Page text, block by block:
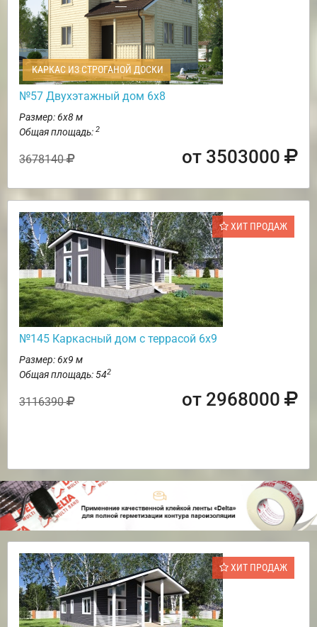
КАРКАС ИЗ СТРОГАНОЙ ДОСКИ
№57 Двухэтажный дом 6х8
Размер: 6х8 м
Общая площадь: 2
3678140 от 3503000
ХИТ ПРОДАЖ
№145 Каркасный дом с террасой 6х9
Размер: 6х9 м
Общая площадь: 542
3116390 от 2968000
ХИТ ПРОДАЖ